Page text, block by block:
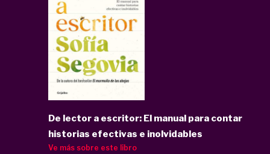
De lector a escritor: El manual para contar
historias efectivas e inolvidables
Ve más sobre este libro